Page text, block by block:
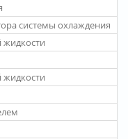
системы охлаждения
жидкости
жидкости